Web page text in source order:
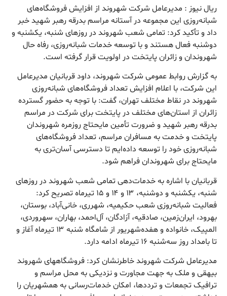
ریال نیوز : مدیرعامل شرکت شهروند از افزایش فروشگاه‌های
شبانه‌روزی این مجموعه در آستانه مراسم بدرقه رهبر شهید خبر
داد و تأکید کرد: تمامی شعب شهروند در روزهای شنبه، یکشنبه و
دوشنبه فعال هستند و با توسعه خدمات شبانه‌روزی، رفاه حال
شهروندان و زائران پایتخت در اولویت قرار گرفته است.
به گزارش روابط عمومی شرکت شهروند، داود قربانیان مدیرعامل
این شرکت، با اعلام افزایش تعداد فروشگاه‌های شبانه‌روزی
شهروند در نقاط مختلف تهران، گفت: با توجه به حضور گسترده
زائران از استان‌های مختلف در پایتخت برای شرکت در مراسم
بدرقه رهبر شهید و ضرورت تأمین مایحتاج روزمره شهروندان
پایتخت و خدمت به مسافران مراسم، تعداد فروشگاه‌های
شبانه‌روزی خود را توسعه داده‌ایم تا دسترسی آسان‌تری به
مایحتاج برای شهروندان فراهم شود.
قربانیان با اشاره به خدمات‌دهی تمامی شعب شهروند در روزهای
شنبه، یکشنبه و دوشنبه، ۱۳ و ۱۴ و ۱۵ تیرماه تصریح کرد:
فعالیت شبانه‌روزی شعب حکیمیه، شهرری، خانی‌آباد، بوستان،
بهرود، ایران‌زمین، صادقیه، آزادگان، آل‌احمد، بهاران، سهروردی،
المپیک، خانواده و هفده‌شهریور از شامگاه شنبه ۱۳ تیرماه آغاز و
تا بامداد روز سه‌شنبه ۱۶ تیرماه ادامه دارد.
مدیرعامل شرکت شهروند خاطرنشان کرد: فروشگاههای شهروند
بیهقی و ملک به جهت مجاورت و نزدیکی به محل مراسم و
ترافیک تجمعات و تردد‌ها، امکان خدمات‌رسانی به همشهریان را